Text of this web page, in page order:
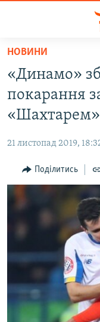
Перейти
основного
матеріалу
Перейти
до
основної
Перейти
до
пошуку
ВОДА.КРИМ
ВІДЕО ТА ФОТО
БЛОГИ
ПОГЛЯД
ІНТЕРВ'Ю
ВСЕ ЗА ДЕНЬ
СПЕЦПРОЕКТИ
ВІДЕОУРОКИ «ELIFBE»
СВІДЧЕННЯ ОКУПАЦІЇ
ЯК ОБІЙТИ
Русский
НОВИНИ
«Динамо»
покарання
«Шахтарем»
21 листопад 2019,
Поділитись